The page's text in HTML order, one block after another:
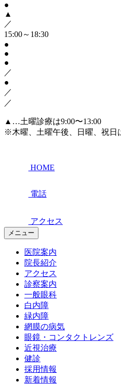
●
▲
／
15:00～18:30
●
●
●
／
●
／
／
▲ …土曜診療は9:00〜13:00
※木曜、土曜午後、日曜、祝日
HOME
電話
アクセス
メニュー
医院案内
院長紹介
アクセス
診察案内
一般眼科
白内障
緑内障
網膜の病気
眼鏡・コンタクトレンズ
近視治療
健診
採用情報
新着情報